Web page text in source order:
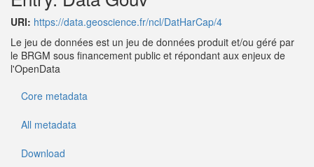
URI: https://data.geoscience.fr/ncl/DatHarCap/4
Le jeu de données est un jeu de données produit et/ou géré par
le BRGM sous financement public et répondant aux enjeux de
l'OpenData
Core metadata
All metadata
Download